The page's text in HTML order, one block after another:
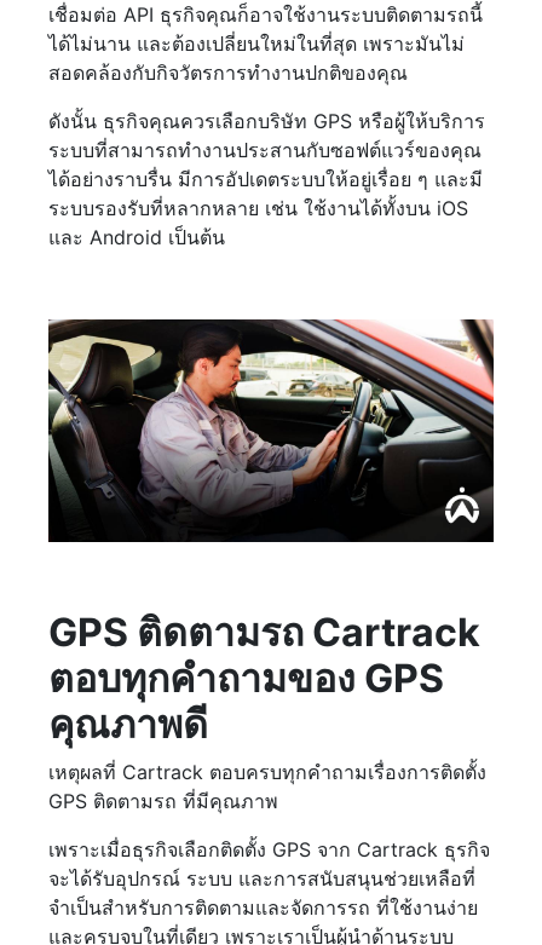
เชื่อมต่อ API ธุรกิจคุณก็อาจใช้งานระบบติดตามรถนี้
ได้ไม่นาน และต้องเปลี่ยนใหม่ในที่สุด เพราะมันไม่
สอดคล้องกับกิจวัตรการทำงานปกติของคุณ
ดังนั้น ธุรกิจคุณควรเลือกบริษัท GPS หรือผู้ให้บริการ
ระบบที่สามารถทำงานประสานกับซอฟต์แวร์ของคุณ
ได้อย่างราบรื่น มีการอัปเดตระบบให้อยู่เรื่อย ๆ และมี
ระบบรองรับที่หลากหลาย เช่น ใช้งานได้ทั้งบน iOS
และ Android เป็นต้น
GPS ติดตามรถ Cartrack
ตอบทุกคำถามของ GPS
คุณภาพดี
เหตุผลที่ Cartrack ตอบครบทุกคำถามเรื่องการติดตั้ง
GPS ติดตามรถ ที่มีคุณภาพ
เพราะเมื่อธุรกิจเลือกติดตั้ง GPS จาก Cartrack ธุรกิจ
จะได้รับอุปกรณ์ ระบบ และการสนับสนุนช่วยเหลือที่
จำเป็นสำหรับการติดตามและจัดการรถ ที่ใช้งานง่าย
และครบจบในที่เดียว เพราะเราเป็นผู้นำด้านระบบ